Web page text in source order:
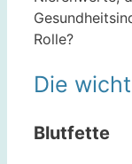
Rolle?
Die
Blutfette